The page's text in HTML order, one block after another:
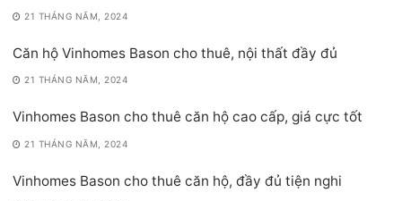
21 THÁNG NĂM, 2024
Căn hộ Vinhomes Bason cho thuê, nội thất đầy đủ
21 THÁNG NĂM, 2024
Vinhomes Bason cho thuê căn hộ cao cấp, giá cực tốt
21 THÁNG NĂM, 2024
Vinhomes Bason cho thuê căn hộ, đầy đủ tiện nghi